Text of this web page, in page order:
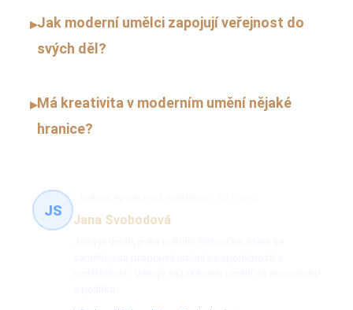
▸Jak moderní umělci zapojují veřejnost do
svých děl?
▸Má kreativita v moderním umění nějaké
hranice?
JS
Jana Svobodová